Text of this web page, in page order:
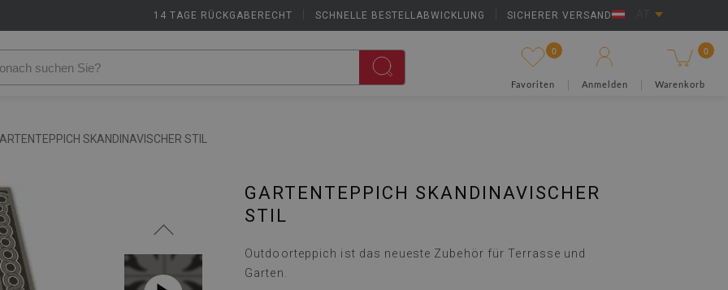
14 TAGE RÜCKGABERECHT SCHNELLE BESTELLABWICKLUNG SICHERER VERSAND
0
Favoriten Anmelden
0
Warenkorb
SKANDINAVISCHER STIL
GARTENTEPPICH SKANDINAVISCHER
STIL
Outdoorteppich ist das neueste Zubehör für Terrasse und
Garten.